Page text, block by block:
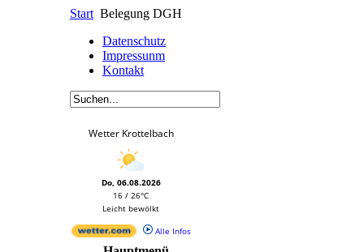
Start Belegung DGH
Datenschutz
Impressunm
Kontakt
Wetter Krottelbach
Do, 06.08.2026
16 / 26°C
Leicht bewölkt
Alle Infos